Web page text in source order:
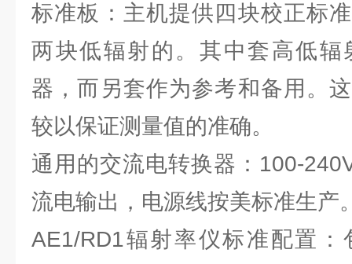
标准板：主机提供四块校正标
两块低辐射的。其中套高低辐
器，而另套作为参考和备用。
较以保证测量值的准确。
通用的交流电转换器：
流电输出，电源线按美标准生产
AE1/RD1辐射率仪标准配置